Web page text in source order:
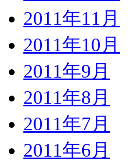
2011年11月
2011年10月
2011年9月
2011年8月
2011年7月
2011年6月